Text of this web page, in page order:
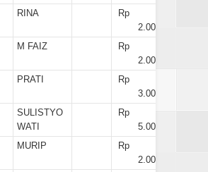
RINA
Rp
2.000
M FAIZ
Rp
2.000
PRATI
Rp
3.000
SULISTYO
WATI
Rp
5.000
MURIP
Rp
2.000